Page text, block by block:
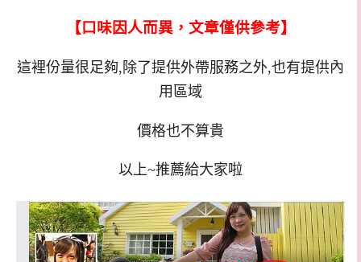
【口味因人而異，文章僅供參考】
這裡份量很足夠,除了提供外帶服務之外,也有提供內
用區域
價格也不算貴
以上~推薦給大家啦